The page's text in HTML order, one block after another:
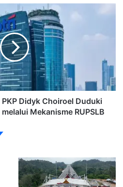
Didyk Choiroel Duduki
Mekanisme RUPSLB